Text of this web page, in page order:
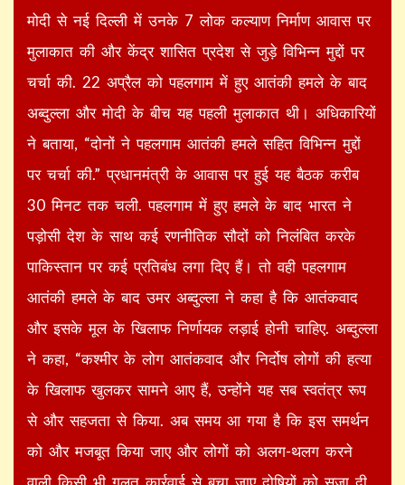
मोदी से नई दिल्ली में उनके 7 लोक कल्याण निर्माण आवास पर
मुलाकात की और केंद्र शासित प्रदेश से जुड़े विभिन्न मुद्दों पर
चर्चा की. 22 अप्रैल को पहलगाम में हुए आतंकी हमले के बाद
अब्दुल्ला और मोदी के बीच यह पहली मुलाकात थी। अधिकारियों
ने बताया, “दोनों ने पहलगाम आतंकी हमले सहित विभिन्न मुद्दों
पर चर्चा की.” प्रधानमंत्री के आवास पर हुई यह बैठक करीब
30 मिनट तक चली. पहलगाम में हुए हमले के बाद भारत ने
पड़ोसी देश के साथ कई रणनीतिक सौदों को निलंबित करके
पाकिस्तान पर कई प्रतिबंध लगा दिए हैं। तो वही पहलगाम
आतंकी हमले के बाद उमर अब्दुल्ला ने कहा है कि आतंकवाद
और इसके मूल के खिलाफ निर्णायक लड़ाई होनी चाहिए. अब्दुल्ला
ने कहा, “कश्मीर के लोग आतंकवाद और निर्दोष लोगों की हत्या
के खिलाफ खुलकर सामने आए हैं, उन्होंने यह सब स्वतंत्र रूप
से और सहजता से किया. अब समय आ गया है कि इस समर्थन
को और मजबूत किया जाए और लोगों को अलग-थलग करने